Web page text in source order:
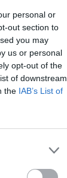
personal or
out section to
you may
us or personal
opt-out of the
of downstream
the IAB’s List of